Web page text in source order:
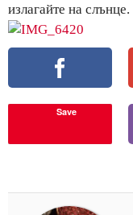
излагайте на слънце.
Save